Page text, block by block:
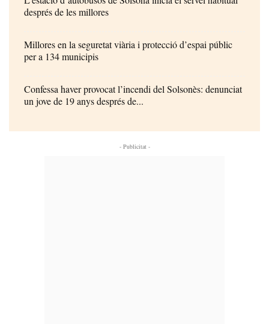
després de les millores
Millores en la seguretat viària i protecció d’espai públic
per a 134 municipis
Confessa haver provocat l’incendi del Solsonès: denunciat
un jove de 19 anys després de...
- Publicitat -